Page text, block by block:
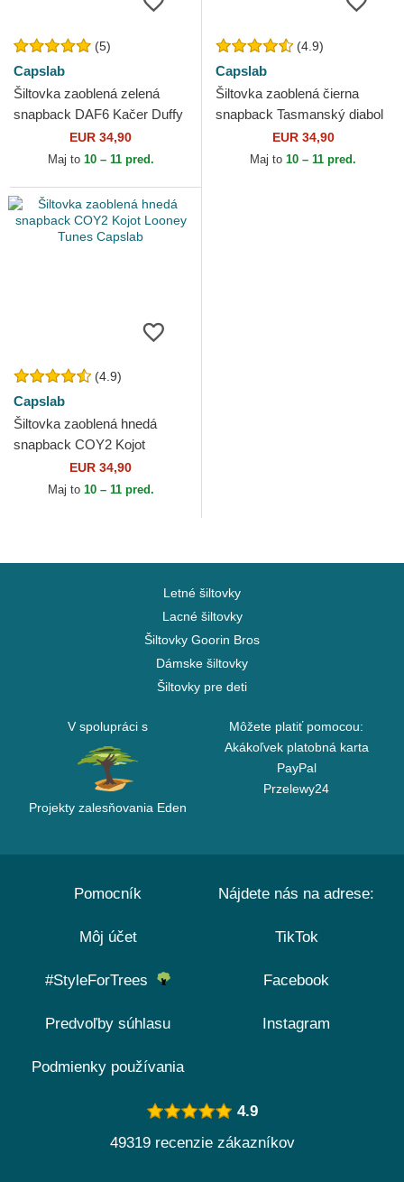
(5)
Capslab
Šiltovka zaoblená zelená
snapback DAF6 Kačer Duffy
Looney Tunes Capslab
EUR 34,90
Maj to 10 – 11 pred.
(4.9)
Capslab
Šiltovka zaoblená čierna
snapback Tasmanský diabol
Looney Tunes Capslab
EUR 34,90
Maj to 10 – 11 pred.
(4.9)
Capslab
Šiltovka zaoblená hnedá
snapback COY2 Kojot
Looney Tunes Capslab
EUR 34,90
Maj to 10 – 11 pred.
Letné šiltovky
Lacné šiltovky
Šiltovky Goorin Bros
Dámske šiltovky
Šiltovky pre deti
V spolupráci s
Projekty zalesňovania Eden
Môžete platiť pomocou:
Akákoľvek platobná karta
PayPal
Przelewy24
Pomocník
Môj účet
#StyleForTrees
Predvoľby súhlasu
Podmienky používania
Nájdete nás na adrese:
TikTok
Facebook
Instagram
4.9
49319 recenzie zákazníkov